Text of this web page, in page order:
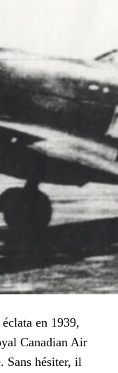
en 1939,
Canadian Air
Sans hésiter, il